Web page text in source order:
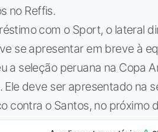
no Reffis.
com o Sport, o lateral
se apresentar em breve à
a seleção peruana na Copa
Ele deve ser apresentado na
contra o Santos, no próximo